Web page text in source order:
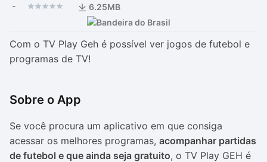
- 6.25MB
Com o TV Play Geh é possível ver jogos de futebol e
programas de TV!
Sobre o App
Se você procura um aplicativo em que consiga
acessar os melhores programas, acompanhar partidas
de futebol e que ainda seja gratuito, o TV Play GEH é